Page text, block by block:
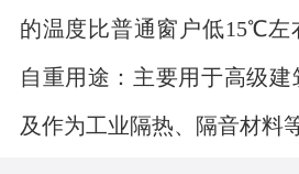
的温度比普通窗户低15℃左
自重用途：主要用于高级
及作为工业隔热、隔音材料